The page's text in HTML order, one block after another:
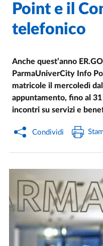
Point e il
telefonico
Anche quest’anno
ParmaUniverCity Info
matricole il mercoledì
appuntamento, fino al
incontri su servizi e
Condividi